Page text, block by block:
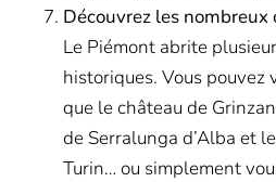
Découvrez les nombreux
Le Piémont abrite
historiques. Vous pouvez
que le château de
de Serralunga d’Alba et
Turin… ou simplement